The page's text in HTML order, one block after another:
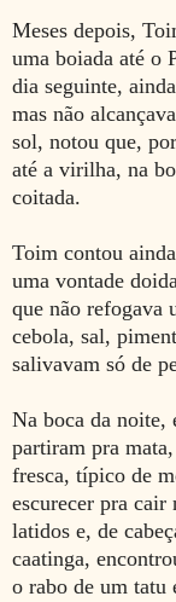
Meses depois,
uma boiada até o
dia seguinte,
mas não
sol, notou que,
até a virilha, na
coitada.
Toim contou
uma vontade
que não refogava
cebola, sal,
salivavam só de
Na boca da noite,
partiram pra
fresca, típico de
escurecer pra
latidos e, de
caatinga,
o rabo de um tatu